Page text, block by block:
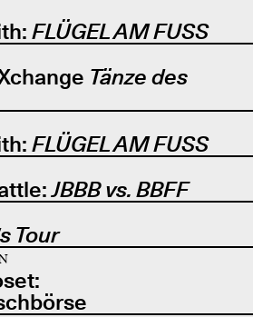
FLÜGEL AM FUSS
Tänze des
FLÜGEL AM FUSS
JBBB vs. BBFF
Tour